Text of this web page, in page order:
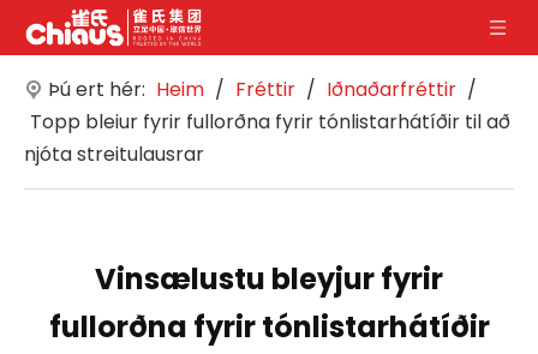
Þú ert hér: Heim / Fréttir / Iðnaðarfréttir /
Topp bleiur fyrir fullorðna fyrir tónlistarhátíðir til að
njóta streitulausrar
Vinsælustu bleyjur fyrir
fullorðna fyrir tónlistarhátíðir